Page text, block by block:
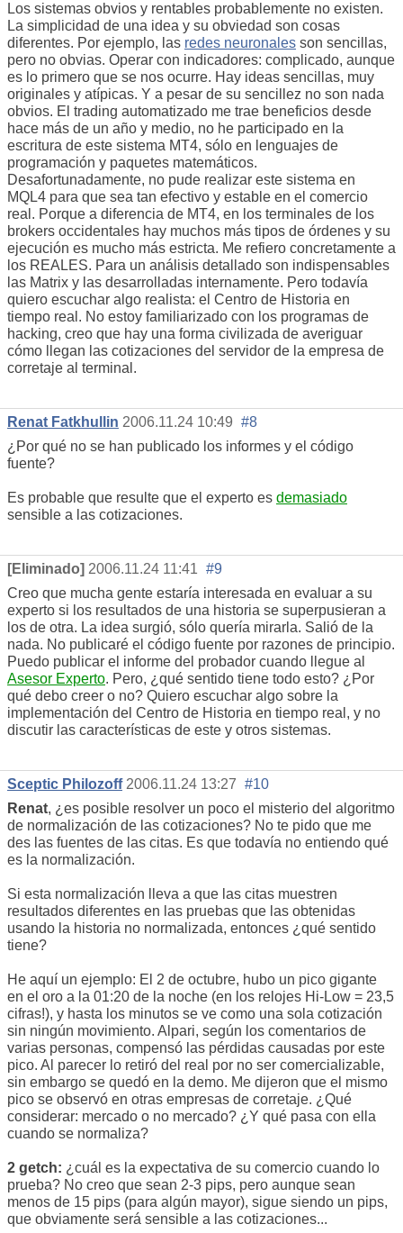
Los sistemas obvios y rentables probablemente no existen.
La simplicidad de una idea y su obviedad son cosas
diferentes. Por ejemplo, las redes neuronales son sencillas,
pero no obvias. Operar con indicadores: complicado, aunque
es lo primero que se nos ocurre. Hay ideas sencillas, muy
originales y atípicas. Y a pesar de su sencillez no son nada
obvios. El trading automatizado me trae beneficios desde
hace más de un año y medio, no he participado en la
escritura de este sistema MT4, sólo en lenguajes de
programación y paquetes matemáticos.
Desafortunadamente, no pude realizar este sistema en
MQL4 para que sea tan efectivo y estable en el comercio
real. Porque a diferencia de MT4, en los terminales de los
brokers occidentales hay muchos más tipos de órdenes y su
ejecución es mucho más estricta. Me refiero concretamente a
los REALES. Para un análisis detallado son indispensables
las Matrix y las desarrolladas internamente. Pero todavía
quiero escuchar algo realista: el Centro de Historia en
tiempo real. No estoy familiarizado con los programas de
hacking, creo que hay una forma civilizada de averiguar
cómo llegan las cotizaciones del servidor de la empresa de
corretaje al terminal.
Renat Fatkhullin 2006.11.24 10:49 #8
¿Por qué no se han publicado los informes y el código
fuente?
Es probable que resulte que el experto es demasiado
sensible a las cotizaciones.
[Eliminado] 2006.11.24 11:41 #9
Creo que mucha gente estaría interesada en evaluar a su
experto si los resultados de una historia se superpusieran a
los de otra. La idea surgió, sólo quería mirarla. Salió de la
nada. No publicaré el código fuente por razones de principio.
Puedo publicar el informe del probador cuando llegue al
Asesor Experto. Pero, ¿qué sentido tiene todo esto? ¿Por
qué debo creer o no? Quiero escuchar algo sobre la
implementación del Centro de Historia en tiempo real, y no
discutir las características de este y otros sistemas.
Sceptic Philozoff 2006.11.24 13:27 #10
Renat, ¿es posible resolver un poco el misterio del algoritmo
de normalización de las cotizaciones? No te pido que me
des las fuentes de las citas. Es que todavía no entiendo qué
es la normalización.
Si esta normalización lleva a que las citas muestren
resultados diferentes en las pruebas que las obtenidas
usando la historia no normalizada, entonces ¿qué sentido
tiene?
He aquí un ejemplo: El 2 de octubre, hubo un pico gigante
en el oro a la 01:20 de la noche (en los relojes Hi-Low = 23,5
cifras!), y hasta los minutos se ve como una sola cotización
sin ningún movimiento. Alpari, según los comentarios de
varias personas, compensó las pérdidas causadas por este
pico. Al parecer lo retiró del real por no ser comercializable,
sin embargo se quedó en la demo. Me dijeron que el mismo
pico se observó en otras empresas de corretaje. ¿Qué
considerar: mercado o no mercado? ¿Y qué pasa con ella
cuando se normaliza?
2 getch: ¿cuál es la expectativa de su comercio cuando lo
prueba? No creo que sean 2-3 pips, pero aunque sean
menos de 15 pips (para algún mayor), sigue siendo un pips,
que obviamente será sensible a las cotizaciones...